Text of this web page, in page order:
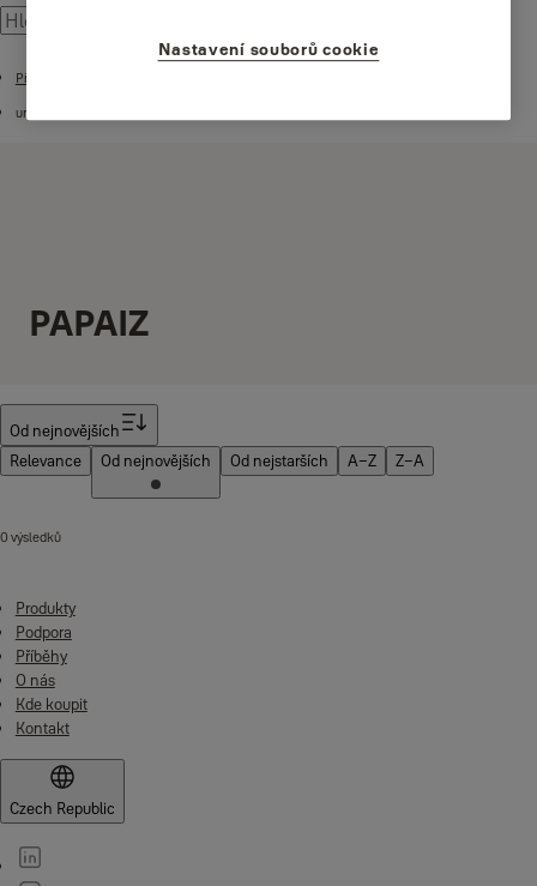
Příběhy
undefined
PAPAIZ
Od nejnovějších
Relevance
Od nejnovějších Od nejstarších A–Z Z–A
0 výsledků
Produkty
Podpora
Příběhy
O nás
Kde koupit
Kontakt
Czech Republic
Nastavení souborů cookie